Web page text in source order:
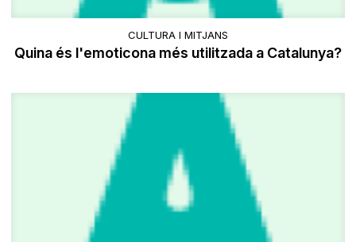
CULTURA I MITJANS
Quina és l'emoticona més utilitzada a Catalunya?